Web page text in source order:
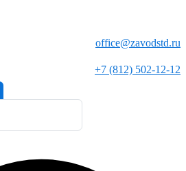
office@zavodstd.ru
+7 (812) 502-12-12